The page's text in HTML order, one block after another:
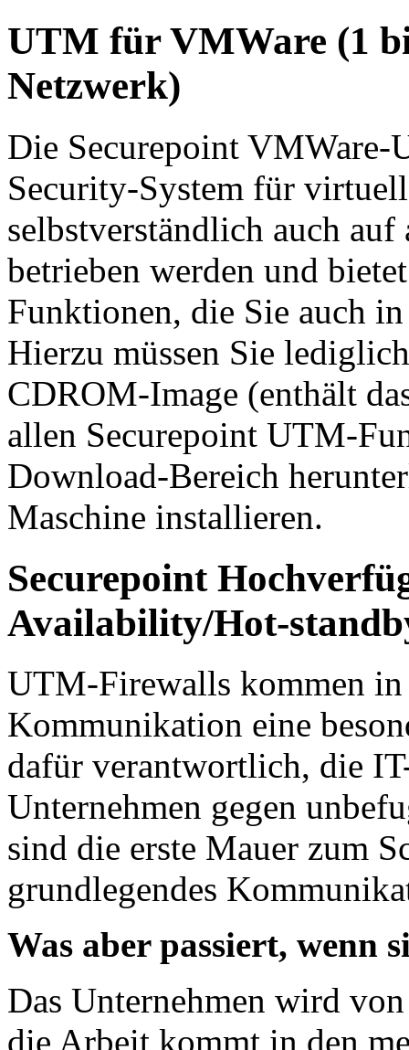
UTM für VMWare (1
Netzwerk)
Die Securepoint
Security-System für
selbstverständlich auch
betrieben werden und
Funktionen, die Sie auch
Hierzu müssen Sie
CDROM-Image (enthält
allen Securepoint UTM-
Download-Bereich
Maschine installieren.
Securepoint
Availability/Hot-
UTM-Firewalls kommen
Kommunikation eine
dafür verantwortlich, die
Unternehmen gegen
sind die erste Mauer zum
grundlegendes
Was aber passiert, wenn
Das Unternehmen wird
die Arbeit kommt in den